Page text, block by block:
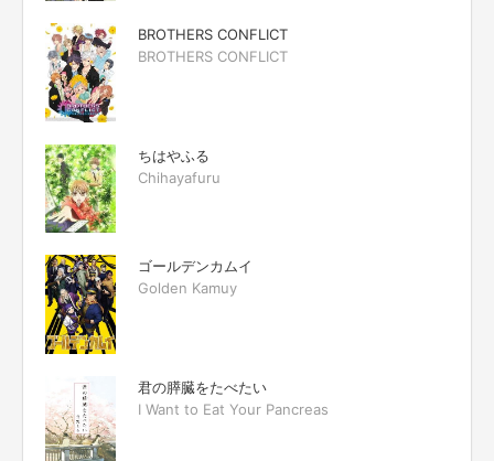
BROTHERS CONFLICT
BROTHERS CONFLICT
ちはやふる
Chihayafuru
ゴールデンカムイ
Golden Kamuy
君の膵臓をたべたい
I Want to Eat Your Pancreas